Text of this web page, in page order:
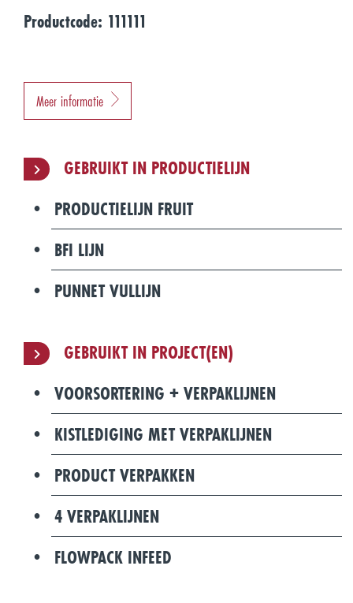
Productcode: 111111
Meer informatie
GEBRUIKT IN PRODUCTIELIJN
PRODUCTIELIJN FRUIT
BFI LIJN
PUNNET VULLIJN
GEBRUIKT IN PROJECT(EN)
VOORSORTERING + VERPAKLIJNEN
KISTLEDIGING MET VERPAKLIJNEN
PRODUCT VERPAKKEN
4 VERPAKLIJNEN
FLOWPACK INFEED